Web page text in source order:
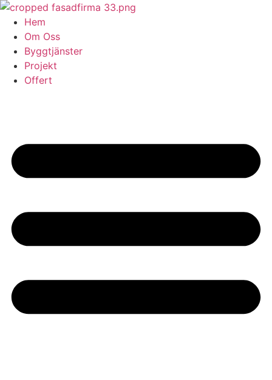
Skip
content
Hem
Om Oss
Byggtjänster
Projekt
Offert